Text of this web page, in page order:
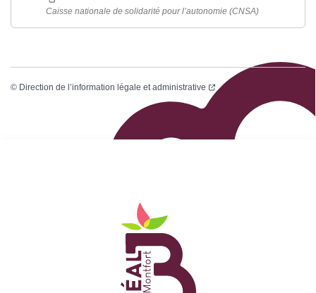
Caisse nationale de solidarité pour l’autonomie (CNSA)
© Direction de l’information légale et administrative